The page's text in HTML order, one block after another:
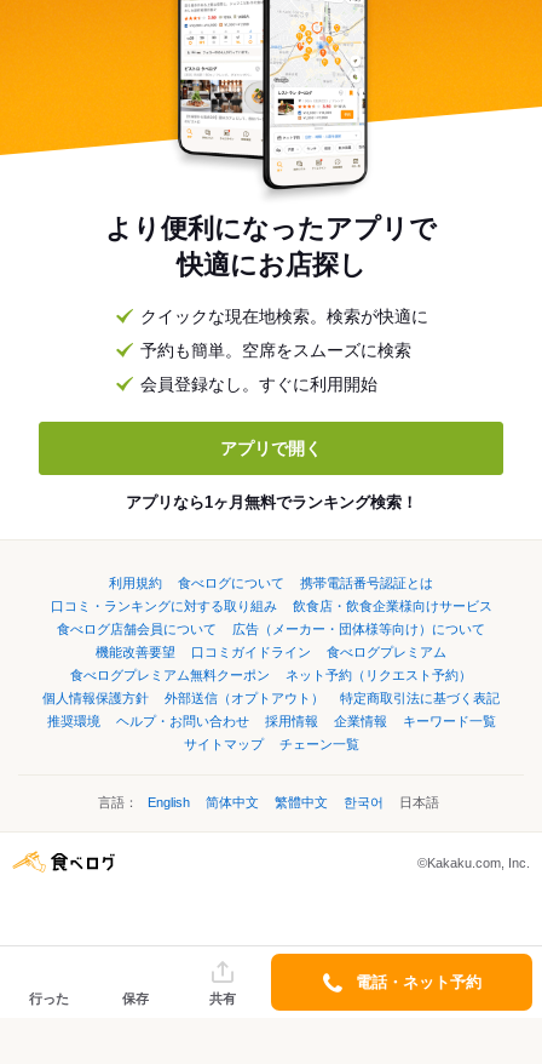
より便利になったアプリで
快適にお店探し
クイックな現在地検索。検索が快適に
予約も簡単。空席をスムーズに検索
会員登録なし。すぐに利用開始
アプリで開く
アプリなら1ヶ月無料でランキング検索！
利用規約 食べログについて
携帯電話番号認証とは
口コミ・ランキングに対する取り組み
飲食店・飲食企業様向けサービス
食べログ店舗会員について
広告（メーカー・団体様等向け）について
機能改善要望
口コミガイドライン
食べログプレミアム
食べログプレミアム無料クーポン
ネット予約（リクエスト予約）
個人情報保護方針
外部送信（オプトアウト）
特定商取引法に基づく表記
推奨環境
ヘルプ・お問い合わせ 採用情報 企業情報
キーワード一覧
サイトマップ
チェーン一覧
言語： English 简体中文 繁體中文 한국어 日本語
©Kakaku.com, Inc.
行った 保存 共有
電話・ネット予約